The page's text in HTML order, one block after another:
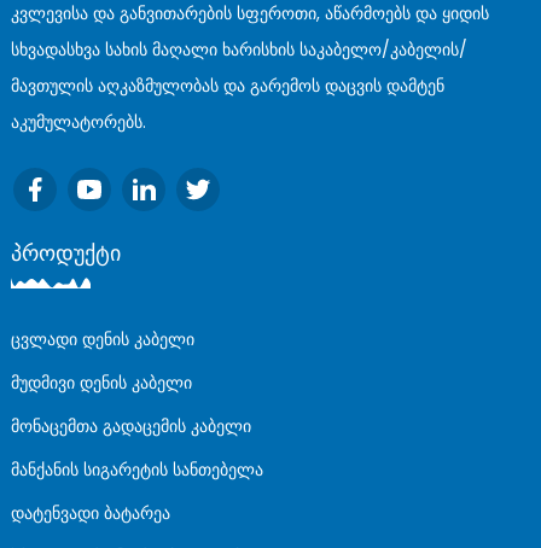
კვლევისა და განვითარების სფეროთი, აწარმოებს და ყიდის
სხვადასხვა სახის მაღალი ხარისხის საკაბელო/კაბელის/
მავთულის აღკაზმულობას და გარემოს დაცვის დამტენ
აკუმულატორებს.
Პროდუქტი
ცვლადი დენის კაბელი
მუდმივი დენის კაბელი
მონაცემთა გადაცემის კაბელი
მანქანის სიგარეტის სანთებელა
დატენვადი ბატარეა